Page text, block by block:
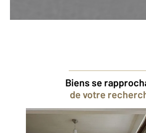
Biens se
de votre